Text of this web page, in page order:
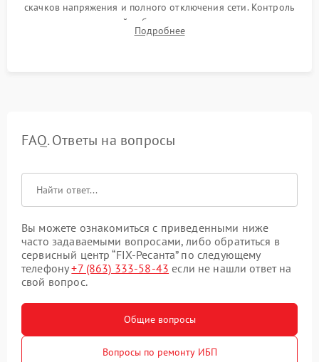
скачков напряжения и полного отключения сети. Контроль
времени автономной работы, температурного режима и
корректности формы выходного сигнала.
Подробнее
FAQ. Ответы на вопросы
Вы можете ознакомиться с приведенными ниже
часто задаваемыми вопросами, либо обратиться в
сервисный центр “FIX-Ресанта” по следующему
телефону+7 (863) 333-58-43 если не нашли ответ на
свой вопрос.
Общие вопросы
Вопросы по ремонту ИБП